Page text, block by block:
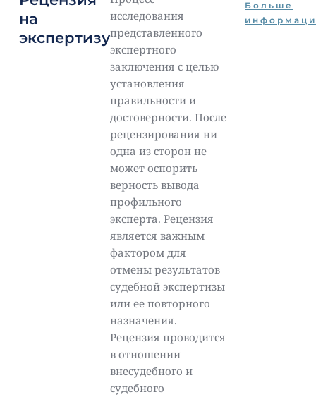
на
экспертизу
исследования
представленного
экспертного
заключения с целью
установления
правильности и
достоверности. После
рецензирования ни
одна из сторон не
может оспорить
верность вывода
профильного
эксперта. Рецензия
является важным
фактором для
отмены результатов
судебной экспертизы
или ее повторного
назначения.
Рецензия проводится
в отношении
внесудебного и
судебного
Больше